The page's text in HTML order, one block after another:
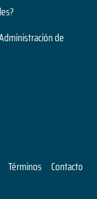
de
Términos Contacto